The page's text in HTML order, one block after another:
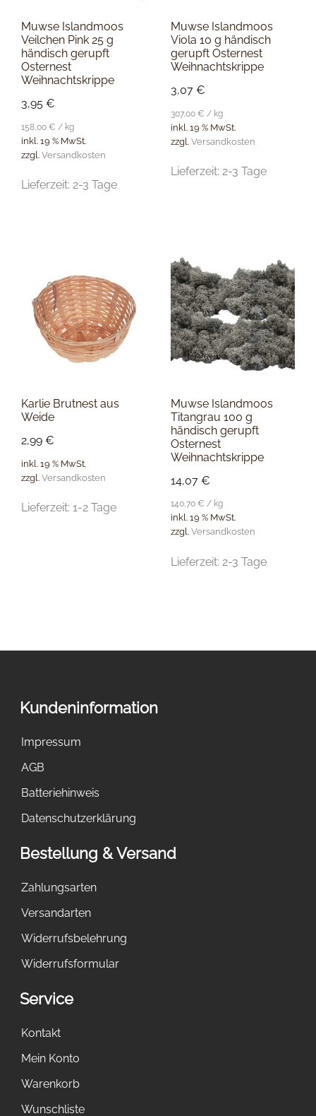
Muwse Islandmoos
Veilchen Pink 25 g
händisch gerupft
Osternest
Weihnachtskrippe
3,95 €
158,00 € / kg
inkl. 19 % MwSt.
zzgl. Versandkosten
Lieferzeit: 2-3 Tage
Muwse Islandmoos
Viola 10 g händisch
gerupft Osternest
Weihnachtskrippe
3,07€
307,00€ / kg
inkl. 19 % MwSt.
zzgl.Versandkosten
Lieferzeit:2-3 Tage
Karlie Brutnest aus
Weide
2,99 €
inkl. 19 % MwSt.
zzgl. Versandkosten
Lieferzeit: 1-2 Tage
Muwse Islandmoos
Titangrau 100 g
händisch gerupft
Osternest
Weihnachtskrippe
14,07€
140,70€ / kg
inkl. 19 % MwSt.
zzgl.Versandkosten
Lieferzeit: 2-3 Tage
Kundeninformation
Impressum
AGB
Batteriehinweis
Datenschutzerklärung
Bestellung & Versand
Zahlungsarten
Versandarten
Widerrufsbelehrung
Widerrufsformular
Service
Kontakt
Mein Konto
Warenkorb
Wunschliste